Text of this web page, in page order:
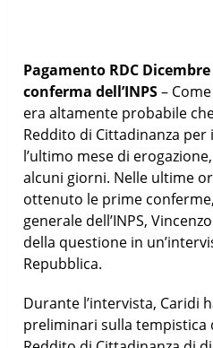
Pagamento RDC
conferma dell’INPS–
era altamente probabile
Reddito di Cittadinanza per
l’ultimo mese di
alcuni giorni. Nelle ultime
ottenuto le prime
generale dell’INPS,
della questione in
Repubblica.
Durante l’intervista, Caridi
preliminari sulla tempistica